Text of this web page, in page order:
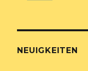
NEUIGKEITEN